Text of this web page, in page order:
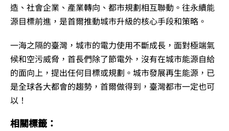
造、社會企業、產業轉向、都市規劃相互聯動。往永續能
源目標前進，是首爾推動城市升級的核心手段和策略。
一海之隔的臺灣，城市的電力使用不斷成長，面對極端氣
候和空污威脅，首長們除了節電外，沒有在城市能源自給
的面向上，提出任何目標或規劃。城市發展再生能源，已
是全球各大都會的趨勢，首爾做得到，臺灣都市一定也可
以！
相關標籤：